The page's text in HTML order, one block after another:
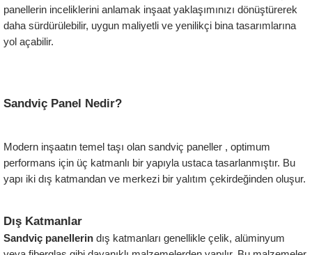
panellerin inceliklerini anlamak inşaat yaklaşımınızı dönüştürerek
daha sürdürülebilir, uygun maliyetli ve yenilikçi bina tasarımlarına
yol açabilir.
Sandviç Panel Nedir?
Modern inşaatın temel taşı olan sandviç paneller , optimum
performans için üç katmanlı bir yapıyla ustaca tasarlanmıştır. Bu
yapı iki dış katmandan ve merkezi bir yalıtım çekirdeğinden oluşur.
Dış Katmanlar
Sandviç panellerin dış katmanları genellikle çelik, alüminyum